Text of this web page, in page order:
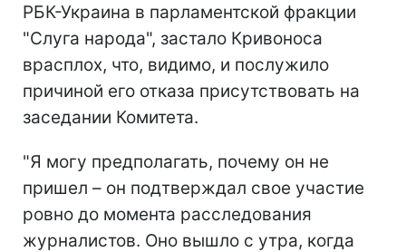
РБК-Украина в парламентской фракции
"Слуга народа", застало Кривоноса
врасплох, что, видимо, и послужило
причиной его отказа присутствовать на
заседании Комитета.
"Я могу предполагать, почему он не
пришел – он подтверждал свое участие
ровно до момента расследования
журналистов. Оно вышло с утра, когда